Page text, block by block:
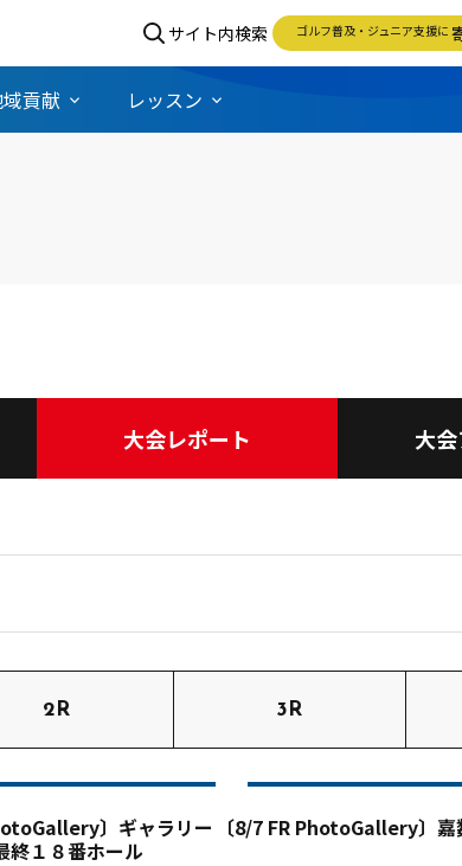
サイト内検索 ゴルフ普及・ジュニア支援に
貢献 レッスン
大会レポート 大
2R 3R
〕ギャラリー
終１８番ホール
〔8/7 FR PhotoGallery〕